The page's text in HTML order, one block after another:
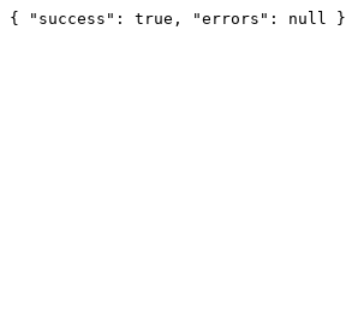
{ "success": true, "errors": null }